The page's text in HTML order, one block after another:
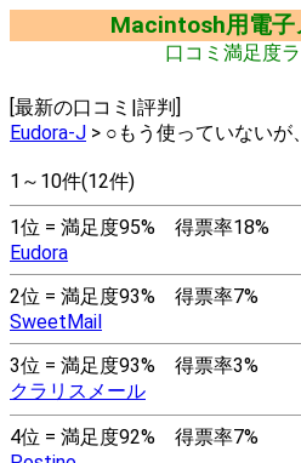
Macintosh用電子
口コミ満足度
[最新の口コミ|評判]
Eudora-J > ○もう使っていないが
1～10件(12件)
1位 = 満足度95% 得票率18%
Eudora
2位 = 満足度93% 得票率7%
SweetMail
3位 = 満足度93% 得票率3%
クラリスメール
4位 = 満足度92% 得票率7%